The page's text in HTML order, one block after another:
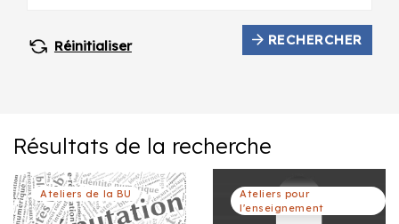
Réinitialiser RECHERCHER
Résultats de la recherche
Ateliers de la BU
Ateliers pour
l'enseignement